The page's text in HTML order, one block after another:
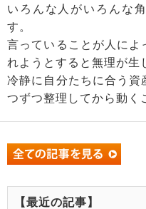
いろんな人がいろんな
す。
言っていることが人によ
れようとすると無理が生
冷静に自分たちに合う資
つずつ整理してから動く
【最近の記事】